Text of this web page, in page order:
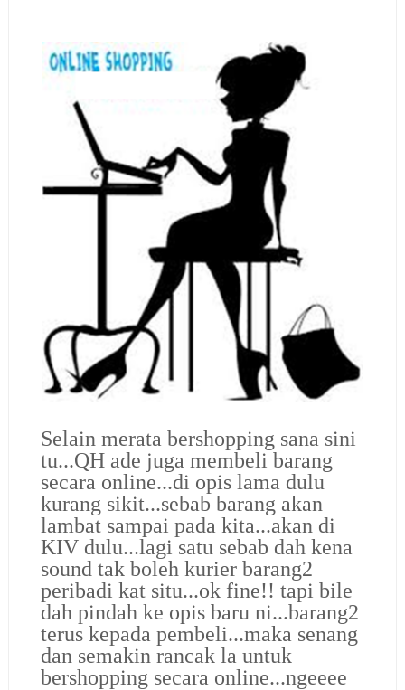
Selain merata bershopping sana sini
tu...QH ade juga membeli barang
secara online...di opis lama dulu
kurang sikit...sebab barang akan
lambat sampai pada kita...akan di
KIV dulu...lagi satu sebab dah kena
sound tak boleh kurier barang2
peribadi kat situ...ok fine!! tapi bile
dah pindah ke opis baru ni...barang2
terus kepada pembeli...maka senang
dan semakin rancak la untuk
bershopping secara online...ngeeee